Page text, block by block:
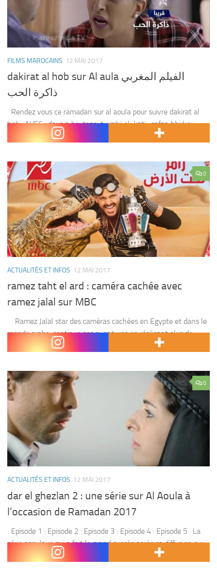
FILMS MAROCAINS 12 MAI 2017
dakirat al hob sur Al aula الفيلم المغربي
ذاكرة الحب
Rendez vous ce ramadan sur al aoula pour suivre dakirat al
hob . AVEC : dounia boutazout , rabii ek kati , safaa hbirkou ,
oussama bastaoui et d’autres Film : dakirat al...
0
ACTUALITÉS ET INFOS 12 MAI 2017
ramez taht el ard : caméra cachée avec
ramez jalal sur MBC
Ramez Jalal star des caméras cachées en Egypte et dans le
monde arabe ,continue ses aventures en réalisant plus de
succès grâce à son nouveau concept » ramez taht el ard » ,...
0
ACTUALITÉS ET INFOS 12 MAI 2017
dar el ghezlan 2 : une série sur Al Aoula à
l’occasion de Ramadan 2017
Episode 1 : Episode 2 : Episode 3 : Episode 4 : Episode 5 : La
série populaire qui a fait le grand succès après sa diffusion sur
Al Aoula , revient pour une...